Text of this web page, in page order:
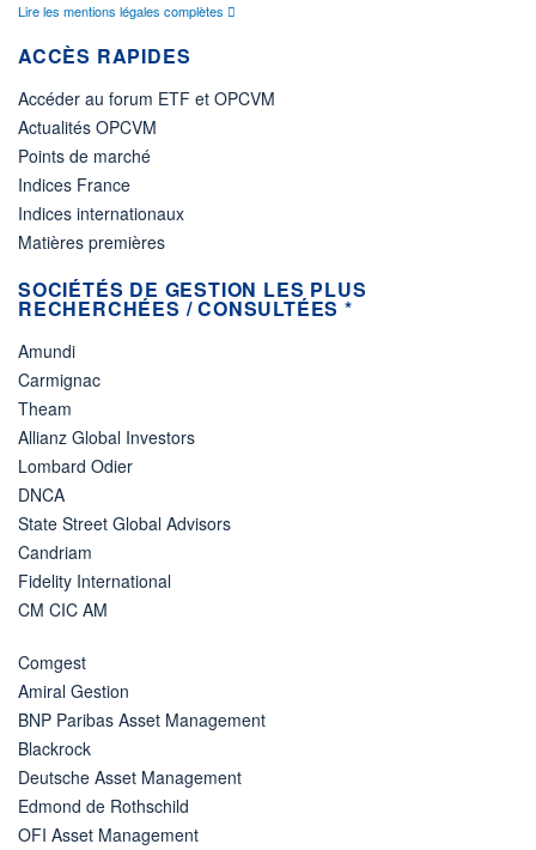
Lire les mentions légales complètes
ACCÈS RAPIDES
Accéder au forum ETF et OPCVM
Actualités OPCVM
Points de marché
Indices France
Indices internationaux
Matières premières
SOCIÉTÉS DE GESTION LES PLUS
RECHERCHÉES / CONSULTÉES *
Amundi
Carmignac
Theam
Allianz Global Investors
Lombard Odier
DNCA
State Street Global Advisors
Candriam
Fidelity International
CM CIC AM
Comgest
Amiral Gestion
BNP Paribas Asset Management
Blackrock
Deutsche Asset Management
Edmond de Rothschild
OFI Asset Management